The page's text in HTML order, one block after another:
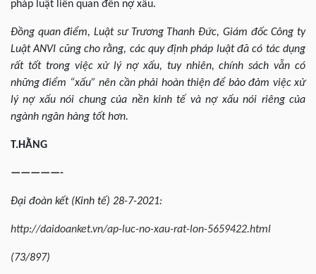
pháp luật liên quan đến nợ xấu.
Đồng quan điểm, Luật sư Trương Thanh Đức, Giám đốc Công ty
Luật ANVI cũng cho rằng, các quy định pháp luật đã có tác dụng
rất tốt trong việc xử lý nợ xấu, tuy nhiên, chính sách vẫn có
những điểm “xấu” nên cần phải hoàn thiện để bảo đảm việc xử
lý nợ xấu nói chung của nền kinh tế và nợ xấu nói riêng của
ngành ngân hàng tốt hơn.
T.HẰNG
—————-
Đại đoàn kết (Kinh tế) 28-7-2021:
http://daidoanket.vn/ap-luc-no-xau-rat-lon-5659422.html
(73/897)